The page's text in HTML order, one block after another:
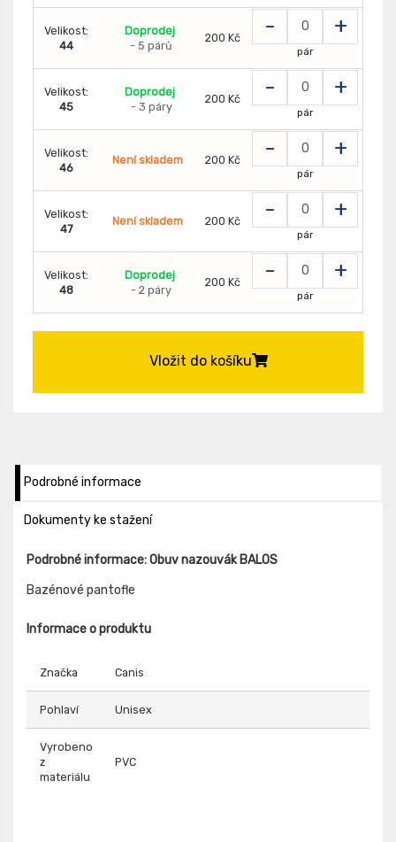
Velikost:
44
Doprodej
- 5 párů
200 Kč - +
pár
Velikost:
45
Doprodej
- 3 páry
200 Kč - +
pár
Velikost:
46
Není skladem 200 Kč - +
pár
Velikost:
47
Není skladem 200 Kč - +
pár
Velikost:
48
Doprodej
- 2 páry
200 Kč - +
pár
Vložit do košíku
Podrobné informace
Dokumenty ke stažení
Podrobné informace: Obuv nazouvák BALOS
Bazénové pantofle
Informace o produktu
Značka Canis
Pohlaví Unisex
Vyrobeno
z
materiálu
PVC